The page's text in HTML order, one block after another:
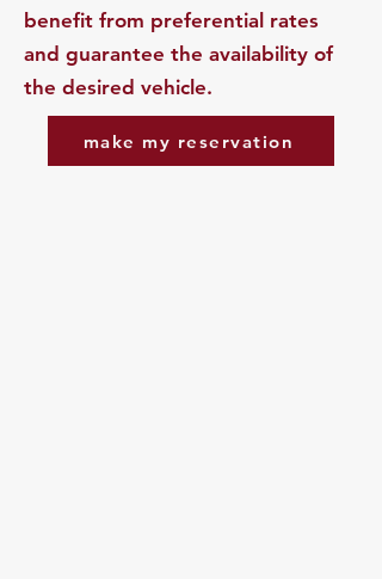
benefit from preferential rates
and guarantee the availability of
the desired vehicle.
make my reservation